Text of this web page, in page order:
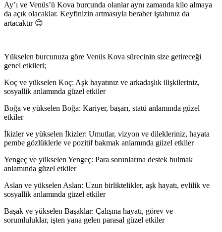
Ay’ı ve Venüs’ü Kova burcunda olanlar aynı zamanda kilo almaya
da açık olacaklar. Keyfinizin artmasıyla beraber iştahınız da
artacaktır 😊
Yükselen burcunuza göre Venüs Kova sürecinin size getireceği
genel etkileri;
Koç ve yükselen Koç: Aşk hayatınız ve arkadaşlık ilişkileriniz,
sosyallik anlamında güzel etkiler
Boğa ve yükselen Boğa: Kariyer, başarı, statü anlamında güzel
etkiler
İkizler ve yükselen İkizler: Umutlar, vizyon ve dilekleriniz, hayata
pembe gözlüklerle ve pozitif bakmak anlamında güzel etkiler
Yengeç ve yükselen Yengeç: Para sorunlarına destek bulmak
anlamında güzel etkiler
Aslan ve yükselen Aslan: Uzun birliktelikler, aşk hayatı, evlilik ve
sosyallik anlamında güzel etkiler
Başak ve yükselen Başaklar: Çalışma hayatı, görev ve
sorumluluklar, işten yana gelen parasal güzel etkiler